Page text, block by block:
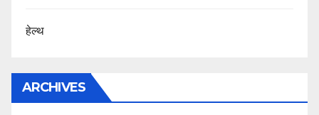
हेल्थ
ARCHIVES